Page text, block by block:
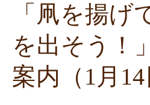
「凧を揚げ
を出そう！
案内（1月14